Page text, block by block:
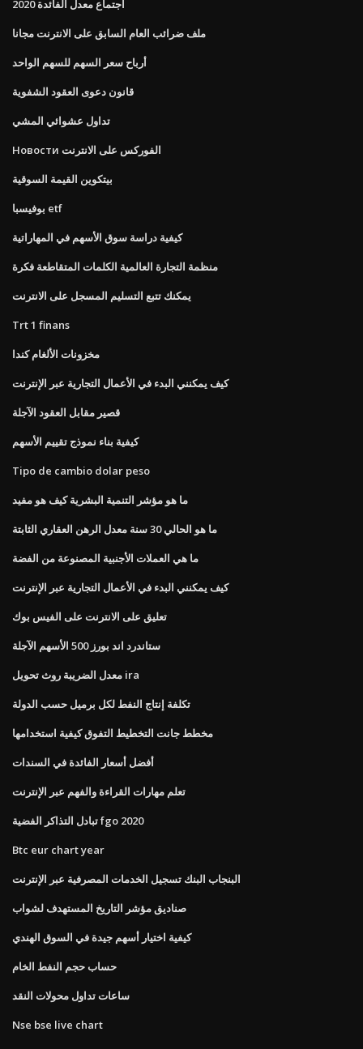
اجتماع معدل الفائدة 2020
ملف ضرائب العام السابق على الانترنت مجانا
أرباح سعر السهم للسهم الواحد
قانون دعوى العقود الشفوية
تداول عشوائي المشي
Новости الفوركس على الانترنت
بيتكوين القيمة السوقية
بوفيسبا etf
كيفية دراسة سوق الأسهم في المهاراتية
منظمة التجارة العالمية الكلمات المتقاطعة فكرة
يمكنك تتبع التسليم المسجل على الانترنت
Trt 1 finans
مخزونات الألغام كندا
كيف يمكنني البدء في الأعمال التجارية عبر الإنترنت
قصير مقابل العقود الآجلة
كيفية بناء نموذج تقييم الأسهم
Tipo de cambio dolar peso
ما هو مؤشر التنمية البشرية كيف هو مفيد
ما هو الحالي 30 سنة معدل الرهن العقاري الثابتة
ما هي العملات الأجنبية المصنوعة من الفضة
كيف يمكنني البدء في الأعمال التجارية عبر الإنترنت
تعليق على الانترنت على الفيس بوك
ستاندرد اند بورز 500 الأسهم الآجلة
معدل الضريبة روث تحويل ira
تكلفة إنتاج النفط لكل برميل حسب الدولة
مخطط جانت التخطيط التفوق كيفية استخدامها
أفضل أسعار الفائدة في السندات
تعلم مهارات القراءة والفهم عبر الإنترنت
تبادل التذاكر الفضية fgo 2020
Btc eur chart year
البنجاب البنك تسجيل الخدمات المصرفية عبر الإنترنت
صناديق مؤشر التاريخ المستهدف لشواب
كيفية اختيار أسهم جيدة في السوق الهندي
حساب حجم النفط الخام
ساعات تداول محولات النقد
Nse bse live chart